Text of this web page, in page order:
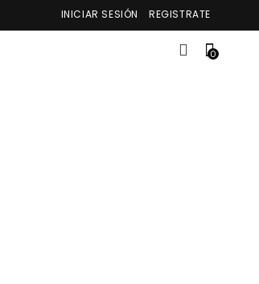
INICIAR SESIÓN REGISTRATE
0